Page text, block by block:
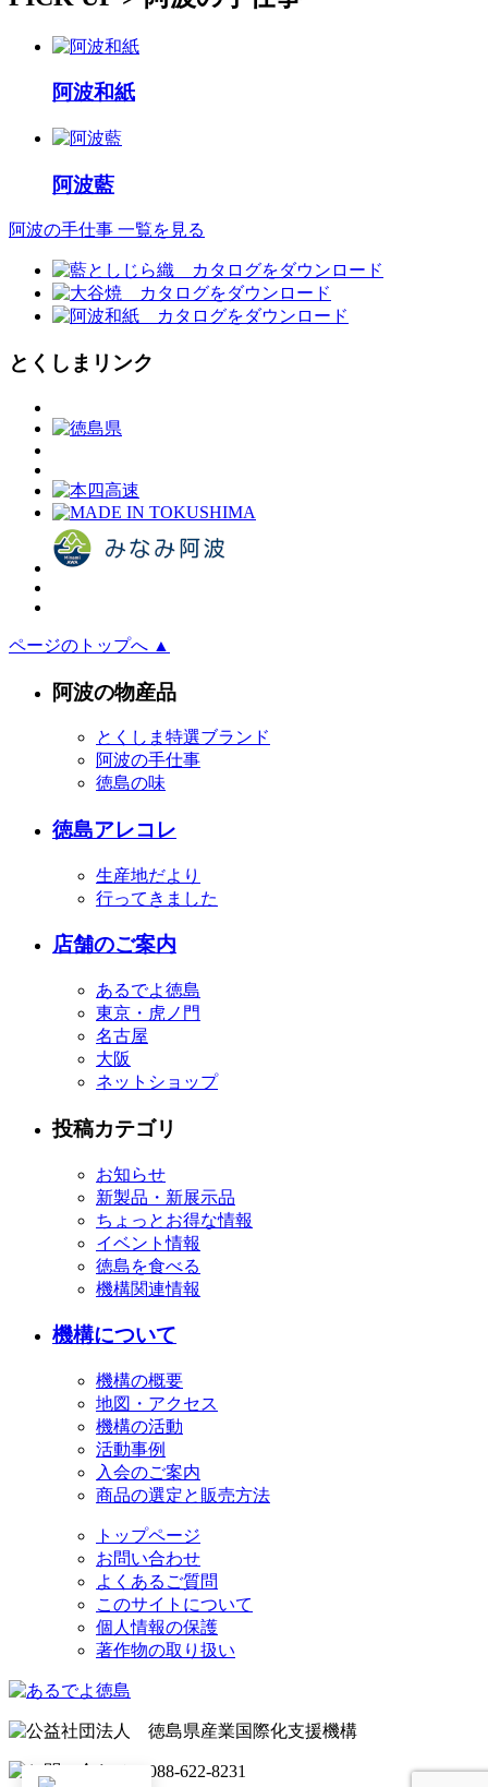
阿波和紙
阿波藍
阿波の手仕事 一覧を見る
とくしまリンク
ページのトップへ ▲
阿波の物産品
とくしま特選ブランド
阿波の手仕事
徳島の味
徳島アレコレ
生産地だより
行ってきました
店舗のご案内
あるでよ徳島
東京・虎ノ門
名古屋
大阪
ネットショップ
投稿カテゴリ
お知らせ
新製品・新展示品
ちょっとお得な情報
イベント情報
徳島を食べる
機構関連情報
機構について
機構の概要
地図・アクセス
機構の活動
活動事例
入会のご案内
商品の選定と販売方法
トップページ
お問い合わせ
よくあるご質問
このサイトについて
個人情報の保護
著作物の取り扱い